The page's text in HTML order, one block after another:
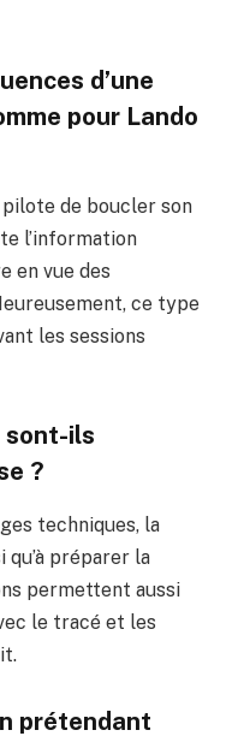
d’une
pour Lando
de boucler son
l’information
en vue des
ce type
les sessions
sont-ils
?
techniques, la
qu’à préparer la
permettent aussi
le tracé et les
prétendant